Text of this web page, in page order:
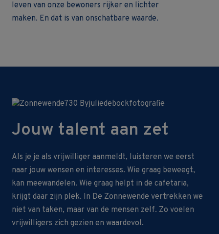
leven van onze bewoners rijker en lichter
maken. En dat is van onschatbare waarde.
Jouw talent aan zet
Als je je als vrijwilliger aanmeldt, luisteren we eerst
naar jouw wensen en interesses. Wie graag beweegt,
kan meewandelen. Wie graag helpt in de cafetaria,
krijgt daar zijn plek. In De Zonnewende vertrekken we
niet van taken, maar van de mensen zelf. Zo voelen
vrijwilligers zich gezien en waardevol.